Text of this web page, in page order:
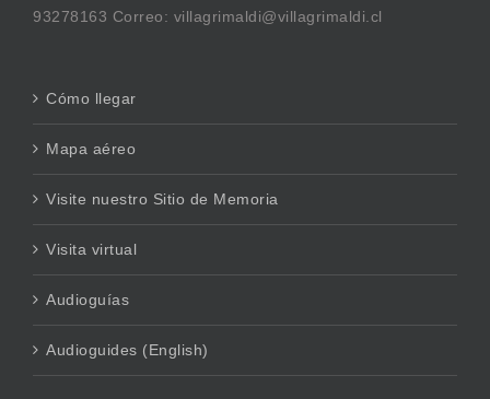
93278163 Correo: villagrimaldi@villagrimaldi.cl
Cómo llegar
Mapa aéreo
Visite nuestro Sitio de Memoria
Visita virtual
Audioguías
Audioguides (English)